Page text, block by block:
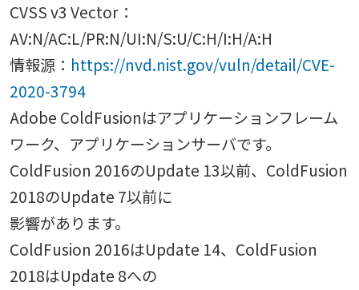
CVSS v3 Vector：
AV:N/AC:L/PR:N/UI:N/S:U/C:H/I:H/A:H
情報源： https://nvd.nist.gov/vuln/detail/CVE-
2020-3794
Adobe ColdFusionはアプリケーションフレーム
ワーク、アプリケーションサーバです。
ColdFusion 2016のUpdate 13以前、ColdFusion
2018のUpdate 7以前に
影響があります。
ColdFusion 2016はUpdate 14、ColdFusion
2018はUpdate 8への